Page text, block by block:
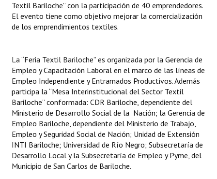
Ejecución Presupuestaria
Actas de Audiencias Públicas
Comunicaciones
Declaraciones
Resoluciones
Resoluciones de Presidencia
INSTITUCIONAL
Textil Bariloche” con la participación de 40 emprendedores.
El evento tiene como objetivo mejorar la comercialización
de los emprendimientos textiles.
La “Feria Textil Bariloche” es organizada por la Gerencia de
Empleo y Capacitación Laboral en el marco de las líneas de
Empleo Independiente y Entramados Productivos. Además
participa la “Mesa Interinstitucional del Sector Textil
Bariloche” conformada: CDR Bariloche, dependiente del
Ministerio de Desarrollo Social de la Nación; la Gerencia de
Empleo Bariloche, dependiente del Ministerio de Trabajo,
Empleo y Seguridad Social de Nación; Unidad de Extensión
INTI Bariloche; Universidad de Río Negro; Subsecretaría de
Desarrollo Local y la Subsecretaría de Empleo y Pyme, del
Municipio de San Carlos de Bariloche.